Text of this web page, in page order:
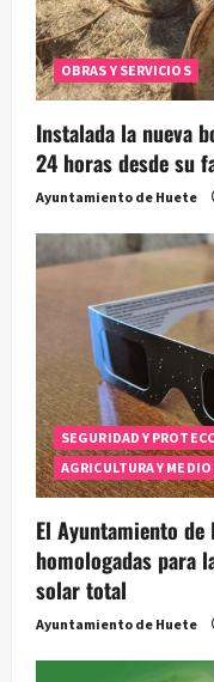
OBRAS Y SERVICIOS
Instalada la nueva
24 horas desde su
Ayuntamiento de Huete
SEGURIDAD Y
AGRICULTURA Y
El Ayuntamiento
homologadas para
solar total
Ayuntamiento de Huete